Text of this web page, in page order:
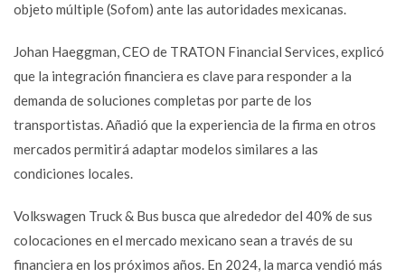
objeto múltiple (Sofom) ante las autoridades mexicanas.
Johan Haeggman, CEO de TRATON Financial Services, explicó
que la integración financiera es clave para responder a la
demanda de soluciones completas por parte de los
transportistas. Añadió que la experiencia de la firma en otros
mercados permitirá adaptar modelos similares a las
condiciones locales.
Volkswagen Truck & Bus busca que alrededor del 40% de sus
colocaciones en el mercado mexicano sean a través de su
financiera en los próximos años. En 2024, la marca vendió más